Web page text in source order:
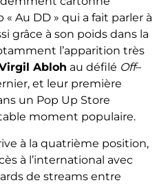
« Au DD » qui a fait parler à
grâce à son poids dans la
l’apparition très
Abloh au défilé Off–
et leur première
un Pop Up Store
moment populaire.
à la quatrième position,
à l’international avec
de streams entre